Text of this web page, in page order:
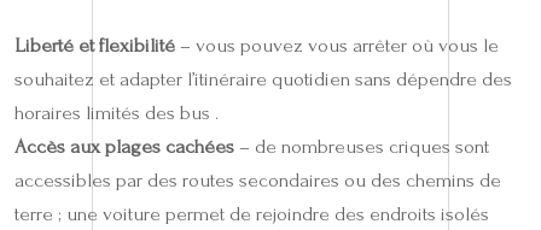
Liberté et flexibilité – vous pouvez vous arrêter où vous le
souhaitez et adapter l’itinéraire quotidien sans dépendre des
horaires limités des bus .
Accès aux plages cachées – de nombreuses criques sont
accessibles par des routes secondaires ou des chemins de
terre ; une voiture permet de rejoindre des endroits isolés